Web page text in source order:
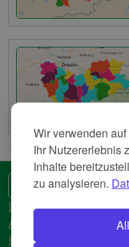
Wir verwenden
Ihr Nutzererlebnis
Inhalte
zu analysieren.
🌍 Eine andere
Datenschutzerkläreung
AGB
Impressum